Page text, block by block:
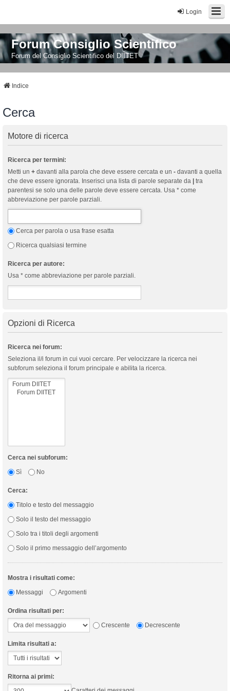
Login
Forum Consiglio Scientifico
Forum del Consiglio Scientifico del DIITET
Indice
Cerca
Motore di ricerca
Ricerca per termini:
Metti un + davanti alla parola che deve essere cercata e un - davanti a quella
che deve essere ignorata. Inserisci una lista di parole separate da
tra
parentesi se solo una delle parole deve essere cercata. Usa * come
abbreviazione per parole parziali.
Cerca per parola o usa frase esatta
Ricerca qualsiasi termine
Ricerca per autore:
Usa * come abbreviazione per parole parziali.
Opzioni di Ricerca
Ricerca nei forum:
Seleziona il/i forum in cui vuoi cercare. Per velocizzare la ricerca nei
subforum seleziona il forum principale e abilita la ricerca.
Cerca nei subforum:
Sì
No
Cerca:
Titolo e testo del messaggio
Solo il testo del messaggio
Solo tra i titoli degli argomenti
Solo il primo messaggio dell’argomento
Mostra i risultati come:
Messaggi
Argomenti
Ordina risultati per:
Crescente
Decrescente
Limita risultati a:
Ritorna ai primi: